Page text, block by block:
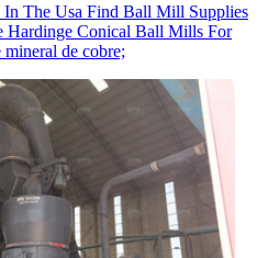
The Usa Find Ball Mill Supplies
Hardinge Conical Ball Mills For
mineral de cobre;